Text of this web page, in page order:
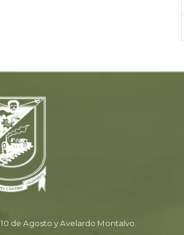
10 de Agosto y Avelardo Montalvo.